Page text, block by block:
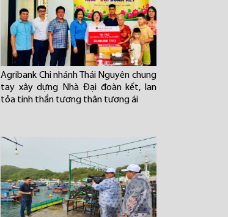
Agribank Chi nhánh Thái Nguyên chung
tay xây dựng Nhà Đại đoàn kết, lan
tỏa tinh thần tương thân tương ái